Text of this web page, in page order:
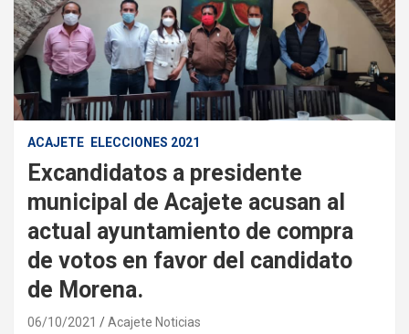
ACAJETE ELECCIONES 2021
Excandidatos a presidente
municipal de Acajete acusan al
actual ayuntamiento de compra
de votos en favor del candidato
de Morena.
06/10/2021 Acajete Noticias